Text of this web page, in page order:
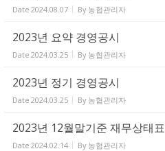
Date 2024.08.07 By 농협관리자
2023년 요약 경영공시
Date 2024.03.25 By 농협관리자
2023년 정기 경영공시
Date 2024.03.25 By 농협관리자
2023년 12월말기준 재무상태표
Date 2024.02.14 By 농협관리자